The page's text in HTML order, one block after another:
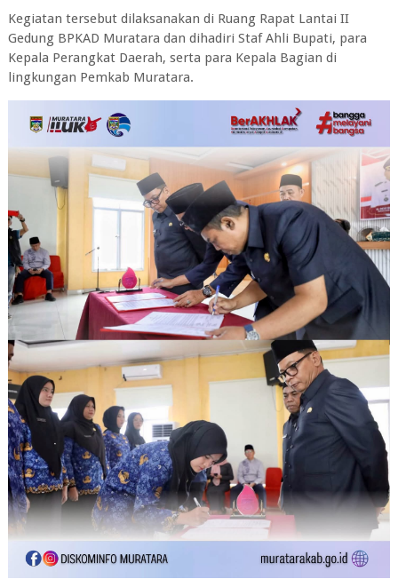
Kegiatan tersebut dilaksanakan di Ruang Rapat Lantai II
Gedung BPKAD Muratara dan dihadiri Staf Ahli Bupati, para
Kepala Perangkat Daerah, serta para Kepala Bagian di
lingkungan Pemkab Muratara.